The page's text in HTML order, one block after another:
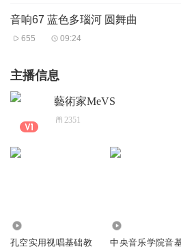
音响67 蓝色多瑙河 圆舞曲
655 09:24
主播信息
藝術家MeVS
2351
孔空实用视唱基础教
中央音乐学院音